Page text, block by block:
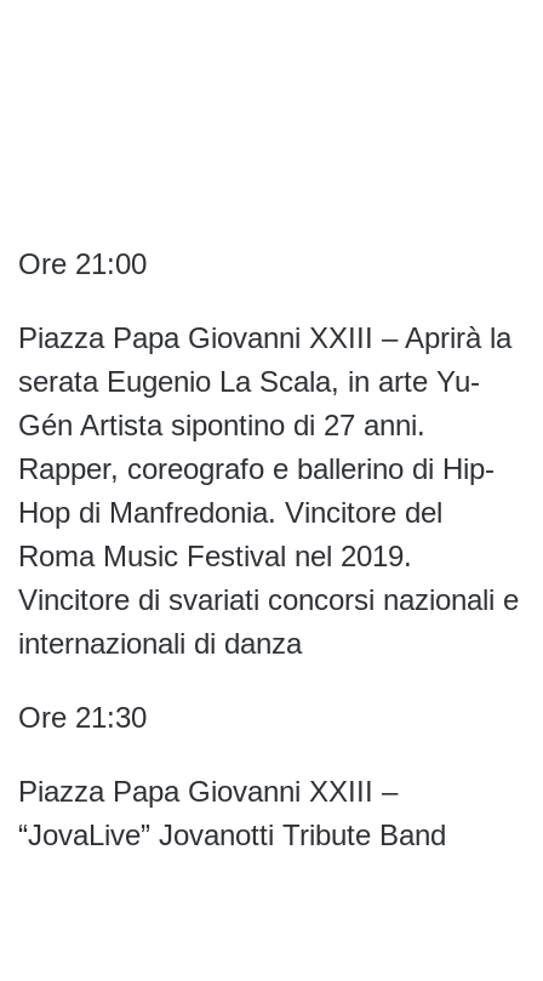
Ore 21:00
Piazza Papa Giovanni XXIII – Aprirà la
serata Eugenio La Scala, in arte Yu-
Gén Artista sipontino di 27 anni.
Rapper, coreografo e ballerino di Hip-
Hop di Manfredonia. Vincitore del
Roma Music Festival nel 2019.
Vincitore di svariati concorsi nazionali e
internazionali di danza
Ore 21:30
Piazza Papa Giovanni XXIII –
“JovaLive” Jovanotti Tribute Band